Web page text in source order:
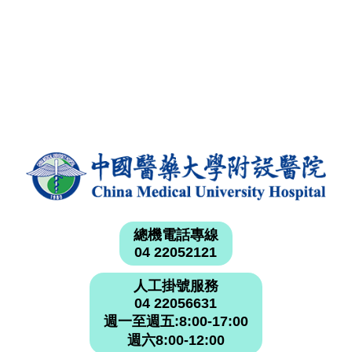
總機電話專線
04 22052121
人工掛號服務
04 22056631
週一至週五:8:00-17:00
週六8:00-12:00